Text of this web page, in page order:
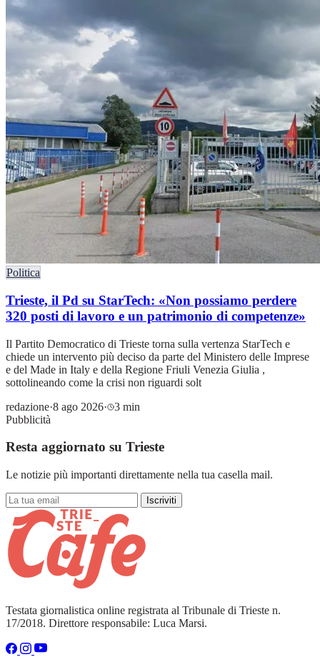
Politica
Trieste, il Pd su StarTech: «Non possiamo perdere
320 posti di lavoro e un patrimonio di competenze»
Il Partito Democratico di Trieste torna sulla vertenza StarTech e
chiede un intervento più deciso da parte del Ministero delle Imprese
e del Made in Italy e della Regione Friuli Venezia Giulia ,
sottolineando come la crisi non riguardi solt
redazione·8 ago 2026·
3 min
Pubblicità
Resta aggiornato su Trieste
Le notizie più importanti direttamente nella tua casella mail.
Iscriviti
Testata giornalistica online registrata al Tribunale di Trieste n.
17/2018. Direttore responsabile: Luca Marsi.